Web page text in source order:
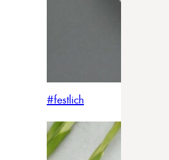
#festlich